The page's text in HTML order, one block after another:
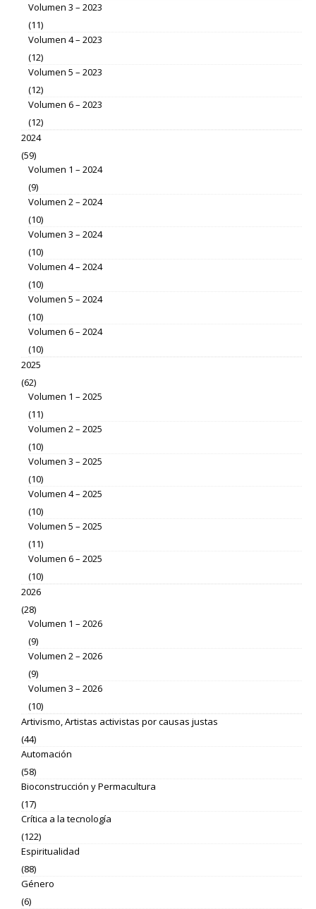
Volumen 3 – 2023
(11)
Volumen 4 – 2023
(12)
Volumen 5 – 2023
(12)
Volumen 6 – 2023
(12)
2024
(59)
Volumen 1 – 2024
(9)
Volumen 2 – 2024
(10)
Volumen 3 – 2024
(10)
Volumen 4 – 2024
(10)
Volumen 5 – 2024
(10)
Volumen 6 – 2024
(10)
2025
(62)
Volumen 1 – 2025
(11)
Volumen 2 – 2025
(10)
Volumen 3 – 2025
(10)
Volumen 4 – 2025
(10)
Volumen 5 – 2025
(11)
Volumen 6 – 2025
(10)
2026
(28)
Volumen 1 – 2026
(9)
Volumen 2 – 2026
(9)
Volumen 3 – 2026
(10)
Artivismo, Artistas activistas por causas justas
(44)
Automación
(58)
Bioconstrucción y Permacultura
(17)
Crítica a la tecnología
(122)
Espiritualidad
(88)
Género
(6)